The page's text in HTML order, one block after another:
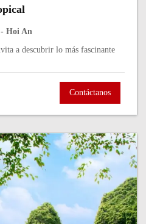
Hoi An
a descubrir lo más fascinante
Contáctanos